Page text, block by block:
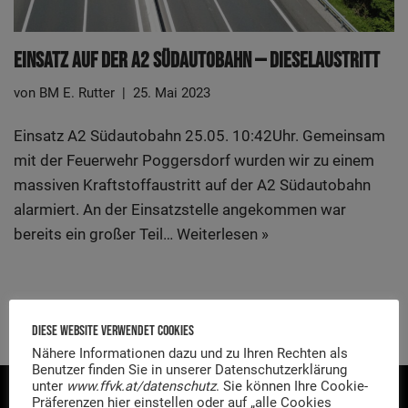
Ein­satz Auf Der A2 Süd­au­to­bahn — Dieselaustritt
von BM E. Rutter 25. Mai 2023
Ein­satz A2 Süd­au­to­bahn 25.05. 10:42Uhr. Gemein­sam
mit der Feu­er­wehr Pog­gers­dorf wur­den wir zu einem
mas­si­ven Kraft­stoff­aus­tritt auf der A2 Süd­au­to­bahn
alar­miert. An der Ein­satz­stel­le ange­kom­men war
bereits ein gro­ßer Teil… Wei­ter­le­sen »
KONTAKT
Diese Website Verwendet Cookies
Nähere Informationen dazu und zu Ihren Rechten als
Benutzer finden Sie in unserer Datenschutzerklärung
unter www.ffvk.at/datenschutz. Sie können Ihre Cookie-
Präferenzen hier einstellen oder auf „alle Cookies